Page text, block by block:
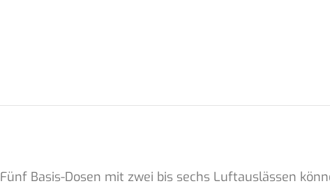
Fünf Basis-Dosen mit zwei bis sechs Luftauslässen